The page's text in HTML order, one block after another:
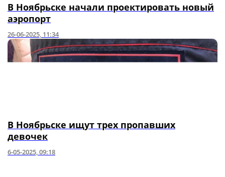
В Ноябрьске начали проектировать новый
аэропорт
26-06-2025, 11:34
В Ноябрьске ищут трех пропавших
девочек
6-05-2025, 09:18